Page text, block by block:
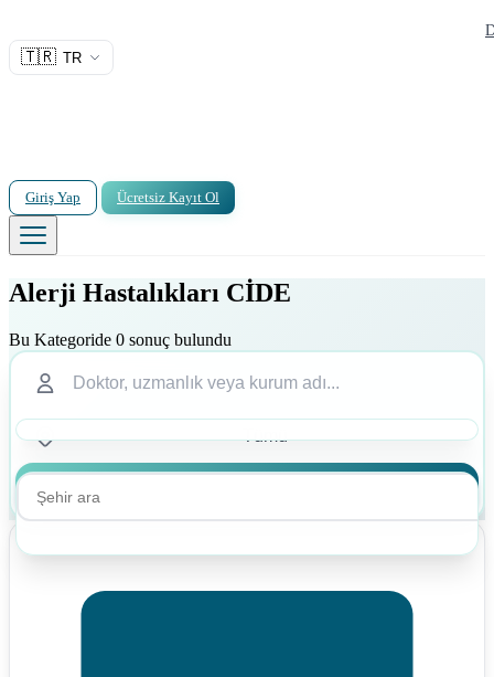
🇹🇷 TR
Giriş Yap Ücretsiz Kayıt Ol
Alerji Hastalıkları CİDE
Bu Kategoride 0 sonuç bulundu